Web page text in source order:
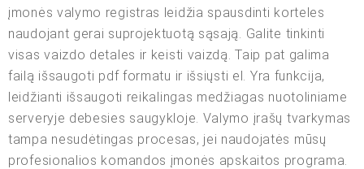
įmonės valymo registras leidžia spausdinti korteles
naudojant gerai suprojektuotą sąsają. Galite tinkinti
visas vaizdo detales ir keisti vaizdą. Taip pat galima
failą išsaugoti pdf formatu ir išsiųsti el. Yra funkcija,
leidžianti išsaugoti reikalingas medžiagas nuotoliniame
serveryje debesies saugykloje. Valymo įrašų tvarkymas
tampa nesudėtingas procesas, jei naudojatės mūsų
profesionalios komandos įmonės apskaitos programa.